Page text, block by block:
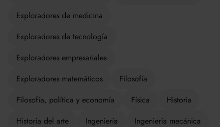
Exploradores de medicina
Exploradores de tecnología
Exploradores empresariales
Exploradores matemáticos
Filosofía
Filosofía, política y economía
Física
Historia
Historia del arte
Ingeniería
Ingeniería mecánica